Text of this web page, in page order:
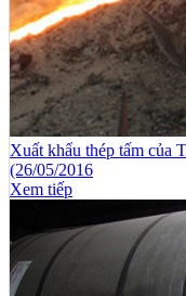
Xuất khẩu thép tấm của
(26/05/2016
Xem tiếp